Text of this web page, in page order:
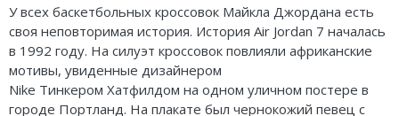
У всех баскетбольных кроссовок Майкла Джордана есть
своя неповторимая история. История Air Jordan 7 началась
в 1992 году. На силуэт кроссовок повлияли африканские
мотивы, увиденные дизайнером
Nike Тинкером Хатфилдом на одном уличном постере в
городе Портланд. На плакате был чернокожий певец с
Nike Precision
Nike Hyperdunk
Nike Hyperset
adidas Harden
adidas Dame
adidas AE